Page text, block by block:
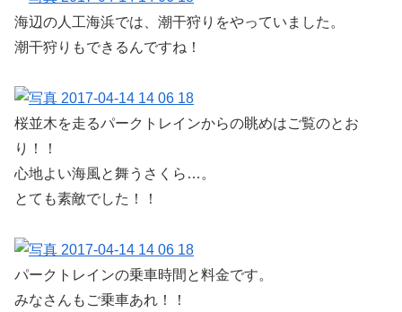
海辺の人工海浜では、潮干狩りをやっていました。
潮干狩りもできるんですね！
桜並木を走るパークトレインからの眺めはご覧のとお
り！！
心地よい海風と舞うさくら…。
とても素敵でした！！
パークトレインの乗車時間と料金です。
みなさんもご乗車あれ！！